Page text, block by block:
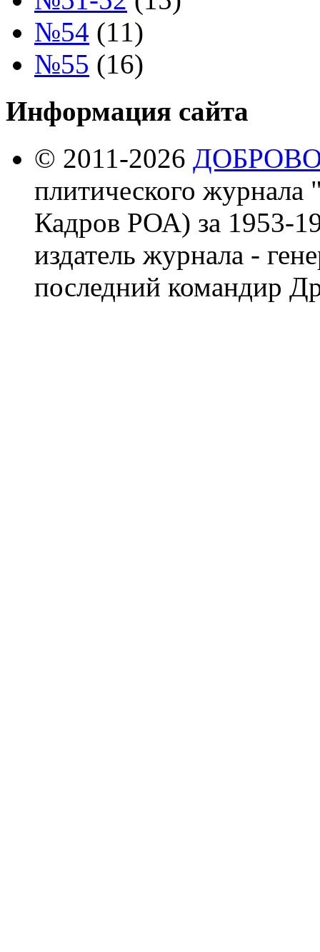
№54 (11)
№55 (16)
Информация сайта
© 2011-2026
плитического
Кадров РОА) за 1953-
издатель журнала -
последний командир